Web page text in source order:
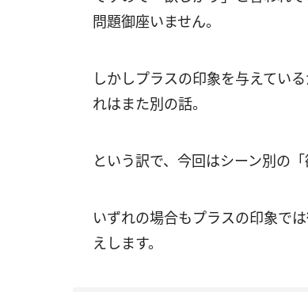
問題御座いません。
しかしプラスの印象を与えてい
れはまた別の話。
という訳で、今回はシーン別の
いずれの場合もプラスの印象で
えします。